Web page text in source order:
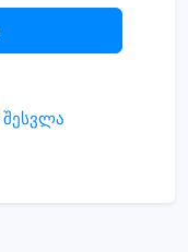
შესვლა